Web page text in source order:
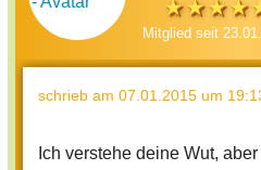
Mitglied seit
schrieb am 07.01.2015 um
Ich verstehe deine Wut,